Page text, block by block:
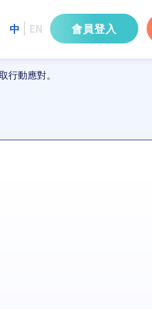
中 EN 會員登入
動應對。